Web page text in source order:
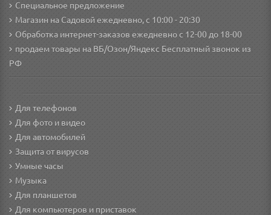
Специальное предложение
Магазин на Садовой ежедневно, с 10:00 - 20:30
Обработка интернет-заказов ежедневно с 12-00 до 18-00
продаем товары на ВБ/Озон/Яндекс Бесплатный звонок из
РФ
Для телефонов
Для фото и видео
Для автомобилей
Защита от вирусов
Умные часы
Музыка
Для планшетов
Для компьютеров и приставок